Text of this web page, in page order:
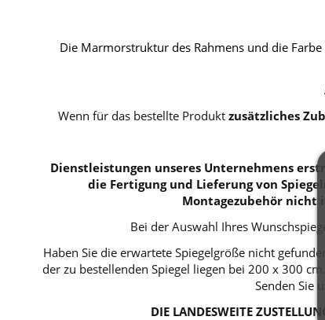
Die Marmorstruktur des Rahmens und die Farbe
Wenn für das bestellte Produkt zusätzliches
Dienstleistungen unseres Unternehmens
die Fertigung und Lieferung von
Montagezubehör nicht
Bei der Auswahl Ihres
Haben Sie die erwartete Spiegelgröße nicht
der zu bestellenden Spiegel liegen bei 200 x 300
Senden Sie
DIE LANDESWEITE